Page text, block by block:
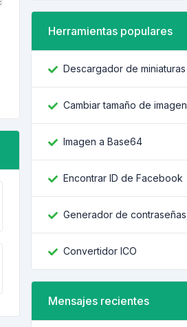
Herramientas populares
Cambiar tamaño de imagen
Imagen a Base64
Encontrar ID de Facebook
Generador de contraseñas
Convertidor ICO
Mensajes recientes